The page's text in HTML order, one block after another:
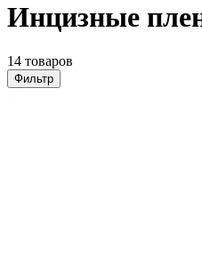
Инцизные
14 товаров
Фильтр